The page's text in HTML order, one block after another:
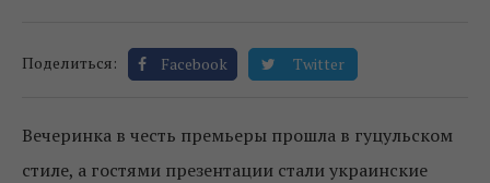
Поделиться: Facebook Twitter
Вечеринка в честь премьеры прошла в гуцульском
стиле, а гостями презентации стали украинские